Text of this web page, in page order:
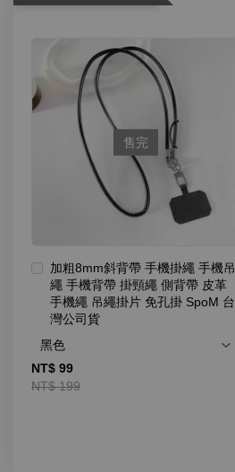
售完
加粗8mm斜背帶 手機掛繩 手機吊
繩 手機背帶 掛頸繩 側背帶 皮革
手機繩 吊繩掛片 免孔掛 SpoM 台
灣公司貨
NT$ 99
NT$ 199